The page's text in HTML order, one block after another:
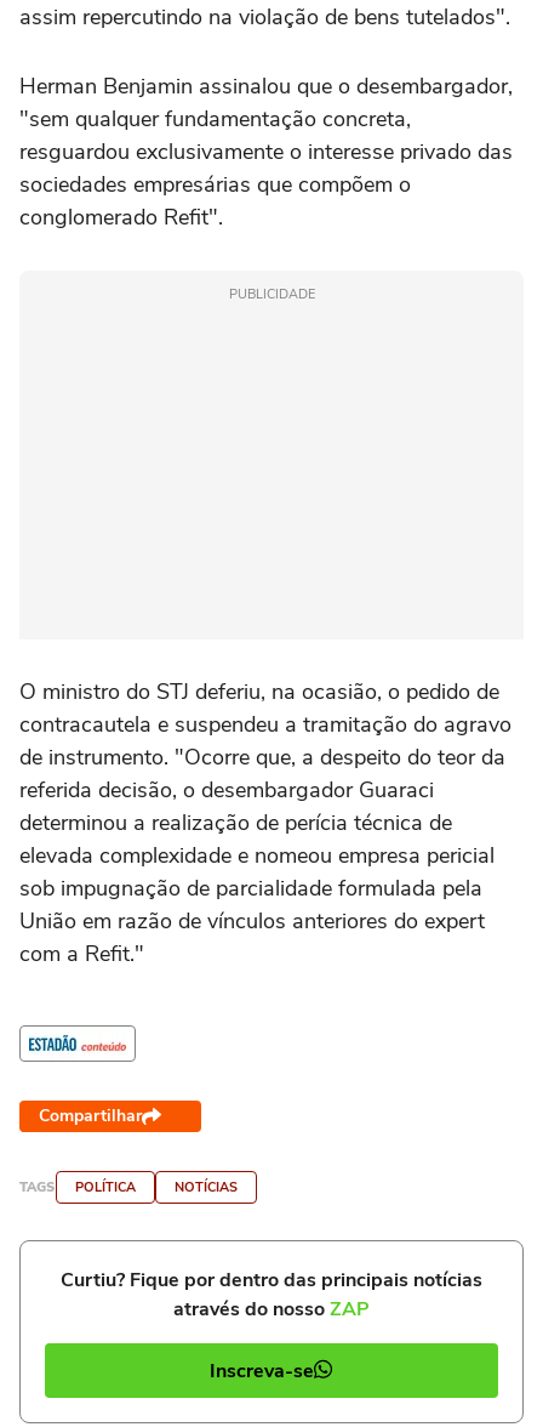
assim repercutindo na violação de bens tutelados".
Herman Benjamin assinalou que o desembargador,
"sem qualquer fundamentação concreta,
resguardou exclusivamente o interesse privado das
sociedades empresárias que compõem o
conglomerado Refit".
PUBLICIDADE
O ministro do STJ deferiu, na ocasião, o pedido de
contracautela e suspendeu a tramitação do agravo
de instrumento. "Ocorre que, a despeito do teor da
referida decisão, o desembargador Guaraci
determinou a realização de perícia técnica de
elevada complexidade e nomeou empresa pericial
sob impugnação de parcialidade formulada pela
União em razão de vínculos anteriores do expert
com a Refit."
Compartilhar
TAGS POLÍTICA NOTÍCIAS
Curtiu? Fique por dentro das principais notícias
através do nossoZAP
Inscreva-se